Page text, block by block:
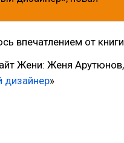
впечатлением от книги
Жени: Женя Арутюнов,
»